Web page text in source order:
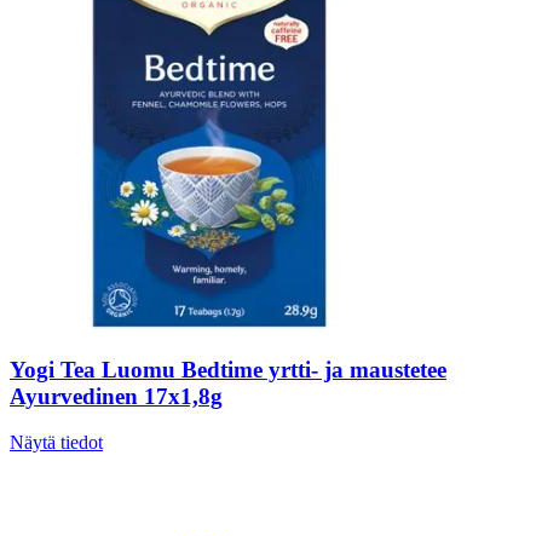
Yogi Tea Luomu Bedtime yrtti- ja maustetee
Ayurvedinen 17x1,8g
Näytä tiedot